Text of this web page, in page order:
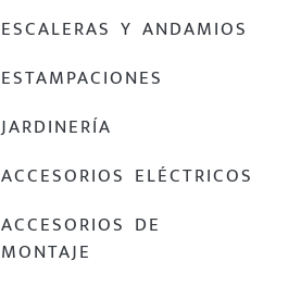
ESCALERAS Y ANDAMIOS
ESTAMPACIONES
JARDINERÍA
ACCESORIOS ELÉCTRICOS
ACCESORIOS DE
MONTAJE